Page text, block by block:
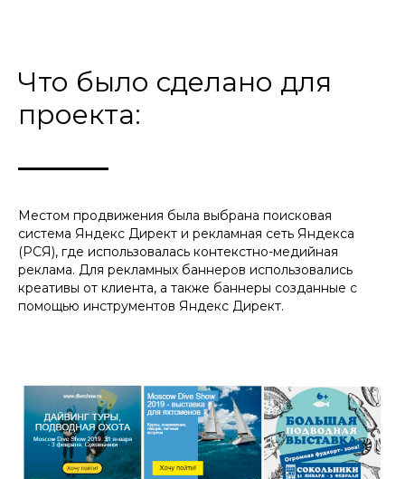
Что было сделано для
проекта:
Местом продвижения была выбрана поисковая
система Яндекс Директ и рекламная сеть Яндекса
(РСЯ), где использовалась контекстно-медийная
реклама. Для рекламных баннеров использовались
креативы от клиента, а также баннеры созданные с
помощью инструментов Яндекс Директ.